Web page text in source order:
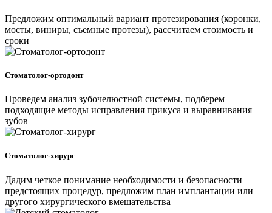
Предложим оптимальный вариант протезирования (коронки,
мосты, виниры, съемные протезы), рассчитаем стоимость и
сроки
Стоматолог-ортодонт
Проведем анализ зубочелюстной системы, подберем
подходящие методы исправления прикуса и выравнивания
зубов
Стоматолог-хирург
Дадим четкое понимание необходимости и безопасности
предстоящих процедур, предложим план имплантации или
другого хирургического вмешательства